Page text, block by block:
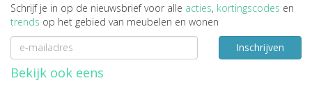
Schrijf je in op de nieuwsbrief voor alle acties, kortingscodes en
trends op het gebied van meubelen en wonen
Inschrijven
Bekijk ook eens